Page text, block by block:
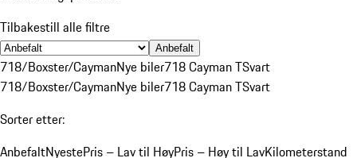
Tilbakestill alle filtre
Anbefalt
718/Boxster/CaymanNye biler718 Cayman TSvart
718/Boxster/CaymanNye biler718 Cayman TSvart
Sorter etter:
AnbefaltNyestePris – Lav til HøyPris – Høy til LavKilometerstand